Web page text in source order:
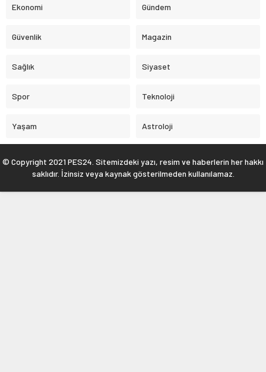
Ekonomi Gündem
Güvenlik Magazin
Sağlık Siyaset
Spor Teknoloji
Yaşam Astroloji
© Copyright 2021 PES24. Sitemizdeki yazı, resim ve haberlerin her hakkı
saklıdır. İzinsiz veya kaynak gösterilmeden kullanılamaz.